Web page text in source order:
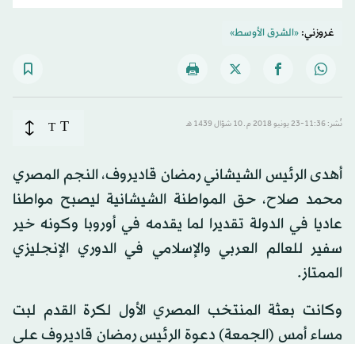
غروزني:«الشرق الأوسط»
نُشر: 11:36-23 يونيو 2018 م ـ 10 شوّال 1439 هـ T
T
أهدى الرئيس الشيشاني رمضان قاديروف، النجم المصري
محمد صلاح، حق المواطنة الشيشانية ليصبح مواطنا
عاديا في الدولة تقديرا لما يقدمه في أوروبا وكونه خير
سفير للعالم العربي والإسلامي في الدوري الإنجليزي
الممتاز.
وكانت بعثة المنتخب المصري الأول لكرة القدم لبت
مساء أمس (الجمعة) دعوة الرئيس رمضان قاديروف على